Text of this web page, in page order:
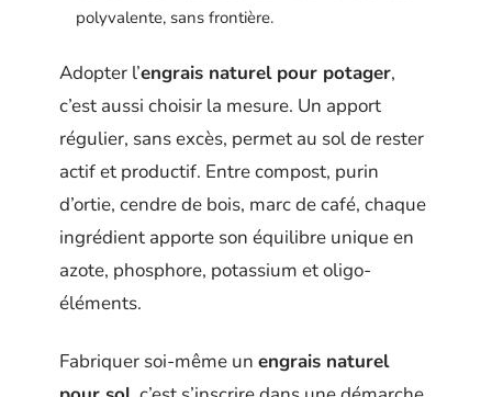
polyvalente, sans frontière.
Adopter l’engrais naturel pour potager,
c’est aussi choisir la mesure. Un apport
régulier, sans excès, permet au sol de rester
actif et productif. Entre compost, purin
d’ortie, cendre de bois, marc de café, chaque
ingrédient apporte son équilibre unique en
azote, phosphore, potassium et oligo-
éléments.
Fabriquer soi-même un engrais naturel